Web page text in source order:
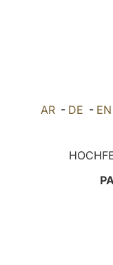
AR- DE - EN